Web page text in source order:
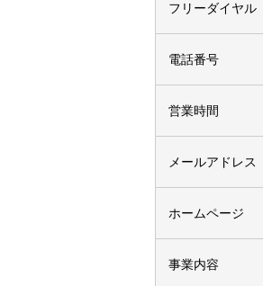
フリーダイヤル
電話番号
営業時間
メールアドレス
ホームページ
事業内容